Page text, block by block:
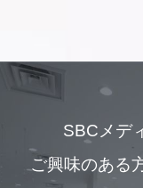
SBCメデ
ご興味のある